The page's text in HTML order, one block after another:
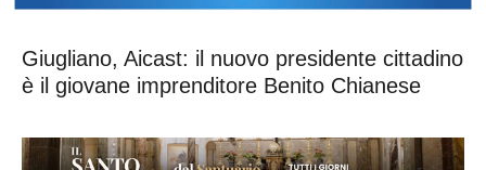
Giugliano, Aicast: il nuovo presidente cittadino
è il giovane imprenditore Benito Chianese